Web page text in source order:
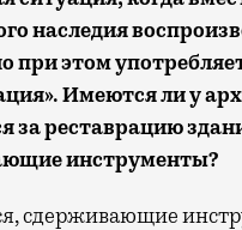
наследия
при этом
Имеются ли у
за реставрацию
инструменты?
сдерживающие